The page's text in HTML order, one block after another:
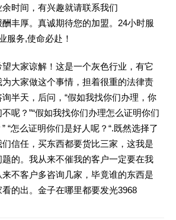
余时间，有兴趣就请联系我们
丰厚。真诚期待您的加盟。24小时服
服务,使命必赴！
望大家谅解！这是一个灰色行业，有它
大家做这个事情，担着很重的法律责
半天，后问，“假如我找你们办理，你
呢？”“假如我找你们办理怎么证明你们
“怎么证明你们是好人呢？“.既然选择了
信任，买东西都要货比三家，这我是
的。我从来不催我的客户一定要在我
不客户多咨询几家，毕竟谁的东西是
的出。金子在哪里都要发光3968